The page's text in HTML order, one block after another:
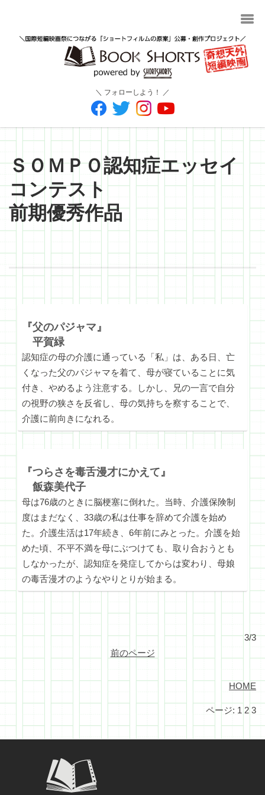
＼ フォローしよう！ ／
ＳＯＭＰＯ認知症エッセイ
コンテスト
前期優秀作品
『父のパジャマ』
平賀緑
認知症の母の介護に通っている「私」は、ある日、亡
くなった父のパジャマを着て、母が寝ていることに気
付き、やめるよう注意する。しかし、兄の一言で自分
の視野の狭さを反省し、母の気持ちを察することで、
介護に前向きになれる。
『つらさを毒舌漫才にかえて』
飯森美代子
母は76歳のときに脳梗塞に倒れた。当時、介護保険制
度はまだなく、33歳の私は仕事を辞めて介護を始め
た。介護生活は17年続き、6年前にみとった。介護を始
めた頃、不平不満を母にぶつけても、取り合おうとも
しなかったが、認知症を発症してからは変わり、母娘
の毒舌漫才のようなやりとりが始まる。
3/3
前のページ
HOME
ページ: 1 2 3